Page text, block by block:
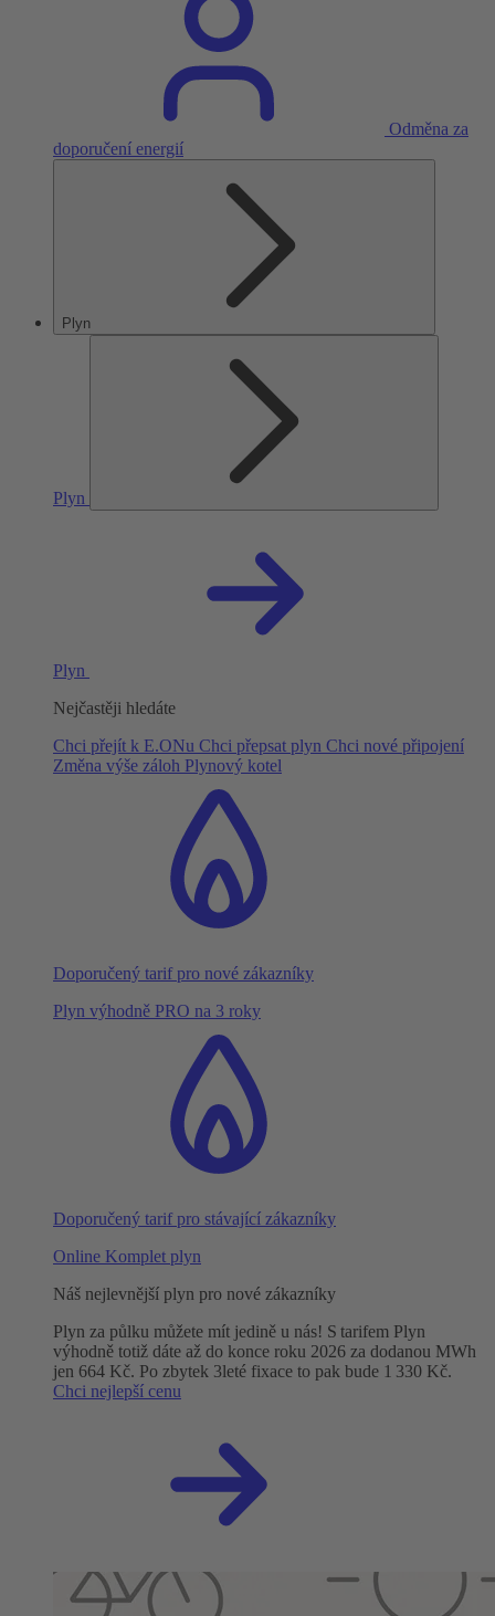
Odměna za
doporučení energií
Plyn
Plyn
Plyn
Nejčastěji hledáte
Chci přejít k E.ONu Chci přepsat plyn Chci nové připojení
Změna výše záloh Plynový kotel
Doporučený tarif pro nové zákazníky
Plyn výhodně PRO na 3 roky
Doporučený tarif pro stávající zákazníky
Online Komplet plyn
Náš nejlevnější plyn pro nové zákazníky
Plyn za půlku můžete mít jedině u nás! S tarifem Plyn
výhodně totiž dáte až do konce roku 2026 za dodanou MWh
jen 664 Kč. Po zbytek 3leté fixace to pak bude 1 330 Kč.
Chci nejlepší cenu